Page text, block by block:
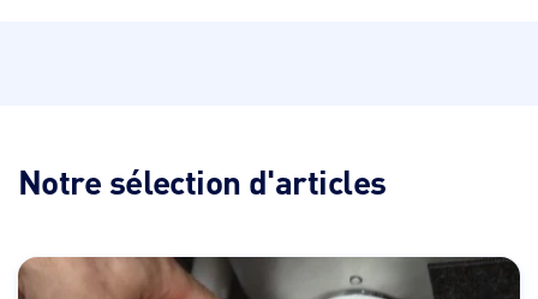
Notre sélection d'articles